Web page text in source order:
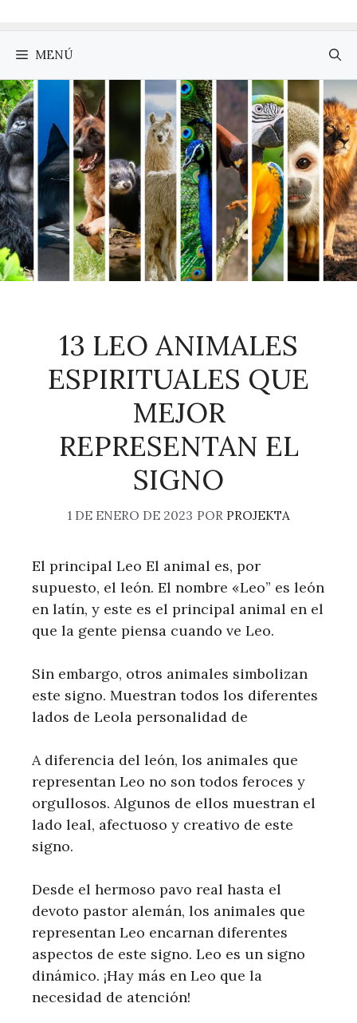
MENÚ
13 LEO ANIMALES
ESPIRITUALES QUE
MEJOR
REPRESENTAN EL
SIGNO
1 DE ENERO DE 2023 POR PROJEKTA
El principal Leo El animal es, por
supuesto, el león. El nombre «Leo” es león
en latín, y este es el principal animal en el
que la gente piensa cuando ve Leo.
Sin embargo, otros animales simbolizan
este signo. Muestran todos los diferentes
lados de Leola personalidad de
A diferencia del león, los animales que
representan Leo no son todos feroces y
orgullosos. Algunos de ellos muestran el
lado leal, afectuoso y creativo de este
signo.
Desde el hermoso pavo real hasta el
devoto pastor alemán, los animales que
representan Leo encarnan diferentes
aspectos de este signo. Leo es un signo
dinámico. ¡Hay más en Leo que la
necesidad de atención!